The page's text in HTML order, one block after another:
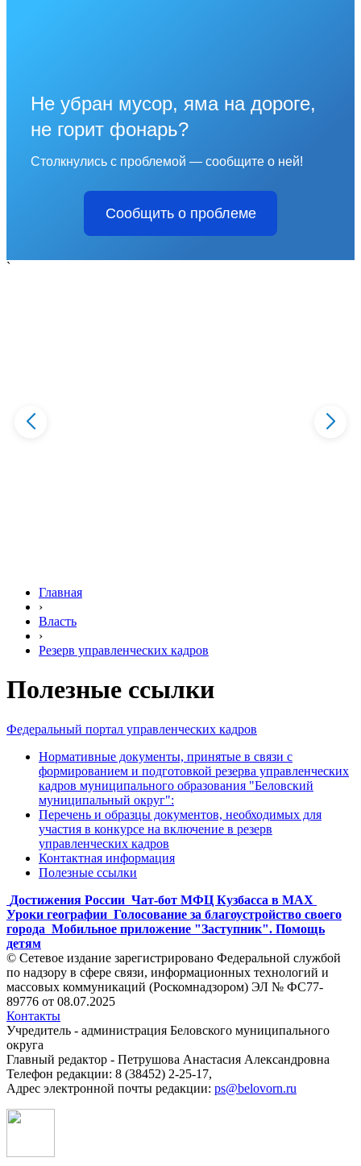
Не убран мусор, яма на дороге,
не горит фонарь?
Столкнулись с проблемой — сообщите о ней!
Сообщить о проблеме
`
Главная
›
Власть
›
Резерв управленческих кадров
Полезные ссылки
Федеральный портал управленческих кадров
Нормативные документы, принятые в связи с
формированием и подготовкой резерва управленческих
кадров муниципального образования "Беловский
муниципальный округ":
Перечень и образцы документов, необходимых для
участия в конкурсе на включение в резерв
управленческих кадров
Контактная информация
Полезные ссылки
Достижения России Чат-бот МФЦ Кузбасса в MAX
Уроки географии Голосование за благоустройство своего
города Мобильное приложение "Заступник". Помощь
детям
© Сетевое издание зарегистрировано Федеральной службой
по надзору в сфере связи, информационных технологий и
массовых коммуникаций (Роскомнадзором) ЭЛ № ФС77-
89776 от 08.07.2025
Контакты
Учредитель - администрация Беловского муниципального
округа
Главный редактор - Петрушова Анастасия Александровна
Телефон редакции: 8 (38452) 2-25-17,
Адрес электронной почты редакции: ps@belovorn.ru